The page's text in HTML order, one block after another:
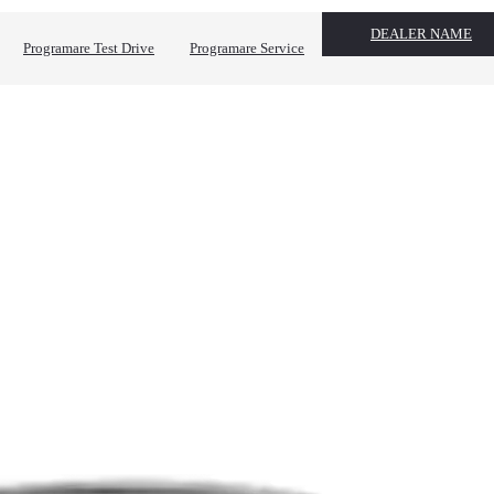
Programare Test Drive Programare Service
DEALER NAME